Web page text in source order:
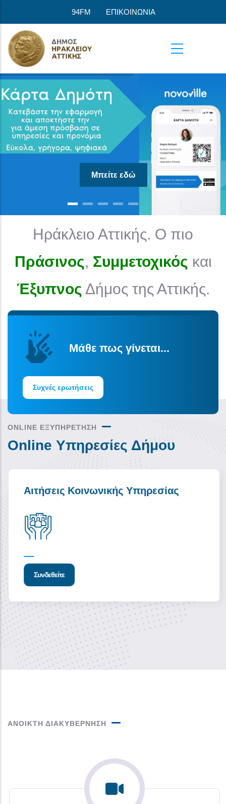
94FM ΕΠΙΚΟΙΝΩΝΙΑ
Μπείτε εδώ
Ηράκλειο Αττικής. Ο πιο
Πράσινος, Συμμετοχικός και
Έξυπνος Δήμος της Αττικής.
Μάθε πως γίνεται...
Συχνές ερωτήσεις
ONLINE ΕΞΥΠΗΡΕΤΗΣΗ
Online Υπηρεσίες Δήμου
Αιτήσεις Κοινωνικής Υπηρεσίας
Συνδεθείτε
ΑΝΟΙΚΤΗ ΔΙΑΚΥΒΕΡΝΗΣΗ